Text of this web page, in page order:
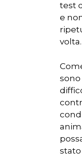
test
e
volta.
stato